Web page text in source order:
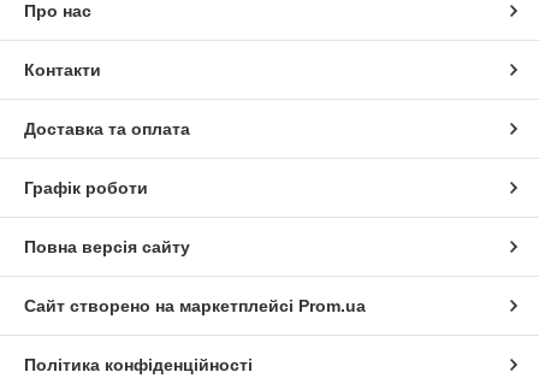
Про нас
Контакти
Доставка та оплата
Графік роботи
Повна версія сайту
Сайт створено на маркетплейсі Prom.ua
Політика конфіденційності